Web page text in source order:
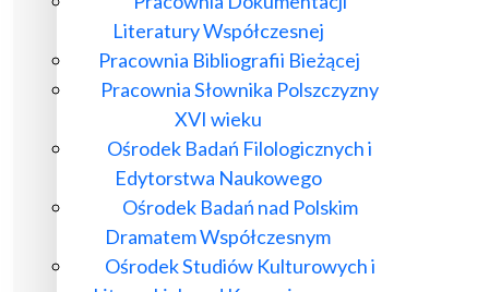
Literatury Współczesnej
Pracownia Bibliografii Bieżącej
Pracownia Słownika Polszczyzny
XVI wieku
Ośrodek Badań Filologicznych i
Edytorstwa Naukowego
Ośrodek Badań nad Polskim
Dramatem Współczesnym
Ośrodek Studiów Kulturowych i